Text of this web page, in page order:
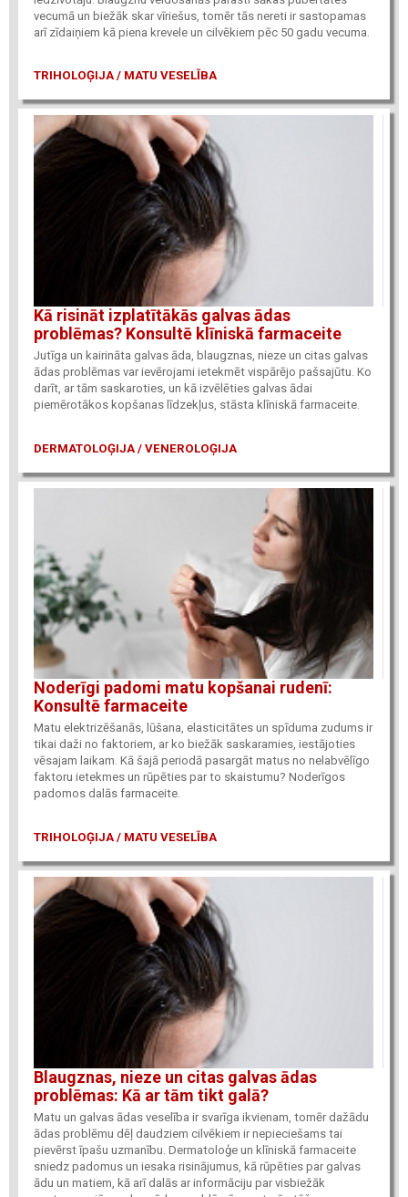
vecumā un biežāk skar vīriešus, tomēr tās nereti ir sastopamas
arī zīdaiņiem kā piena krevele un cilvēkiem pēc 50 gadu vecuma.
TRIHOLOĢIJA / MATU VESELĪBA
Kā risināt izplatītākās galvas ādas
problēmas? Konsultē klīniskā farmaceite
Jutīga un kairināta galvas āda, blaugznas, nieze un citas galvas
ādas problēmas var ievērojami ietekmēt vispārējo pašsajūtu. Ko
darīt, ar tām saskaroties, un kā izvēlēties galvas ādai
piemērotākos kopšanas līdzekļus, stāsta klīniskā farmaceite.
DERMATOLOĢIJA / VENEROLOĢIJA
Noderīgi padomi matu kopšanai rudenī:
Konsultē farmaceite
Matu elektrizēšanās, lūšana, elasticitātes un spīduma zudums ir
tikai daži no faktoriem, ar ko biežāk saskaramies, iestājoties
vēsajam laikam. Kā šajā periodā pasargāt matus no nelabvēlīgo
faktoru ietekmes un rūpēties par to skaistumu? Noderīgos
padomos dalās farmaceite.
TRIHOLOĢIJA / MATU VESELĪBA
Blaugznas, nieze un citas galvas ādas
problēmas: Kā ar tām tikt galā?
Matu un galvas ādas veselība ir svarīga ikvienam, tomēr dažādu
ādas problēmu dēļ daudziem cilvēkiem ir nepieciešams tai
pievērst īpašu uzmanību. Dermatoloģe un klīniskā farmaceite
sniedz padomus un iesaka risinājumus, kā rūpēties par galvas
ādu un matiem, kā arī dalās ar informāciju par visbiežāk